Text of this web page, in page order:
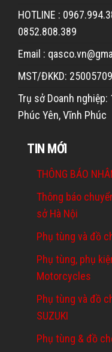
HOTLINE :
0852.808.389
Email :
MST/ĐKKD:
Trụ sở Doanh nghiệp:
Phúc Yên, Vĩnh Phúc
TIN MỚI
THÔNG BÁO
Thông báo
sở Hà Nội
Phụ tùng và đồ
Phụ tùng, phụ
Motorcycles
Phụ tùng và đồ
SUZUKI
Phụ tùng & đồ